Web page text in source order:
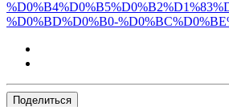
%D0%BD%D0%B0-
Поделиться